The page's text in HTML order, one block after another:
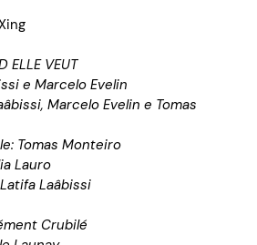
ELLE VEUT
e Marcelo Evelin
, Marcelo Evelin e Tomas
Tomas Monteiro
Lauro
Latifa Laâbissi
Crubilé